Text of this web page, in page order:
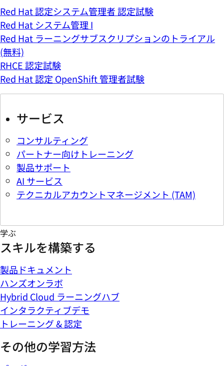
Red Hat 認定システム管理者 認定試験
Red Hat システム管理 I
Red Hat ラーニングサブスクリプションのトライアル
(無料)
RHCE 認定試験
Red Hat 認定 OpenShift 管理者試験
サービス
コンサルティング
パートナー向けトレーニング
製品サポート
AI サービス
テクニカルアカウントマネージメント (TAM)
学ぶ
スキルを構築する
製品ドキュメント
ハンズオンラボ
Hybrid Cloud ラーニングハブ
インタラクティブデモ
トレーニング & 認定
その他の学習方法